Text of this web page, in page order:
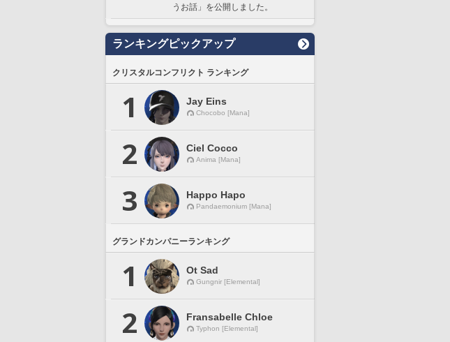
うお話」を公開しました。
ランキングピックアップ
クリスタルコンフリクト ランキング
1 Jay Eins
Chocobo [Mana]
2 Ciel Cocco
Anima [Mana]
3 Happo Hapo
Pandaemonium [Mana]
グランドカンパニーランキング
1 Ot Sad
Gungnir [Elemental]
2 Fransabelle Chloe
Typhon [Elemental]